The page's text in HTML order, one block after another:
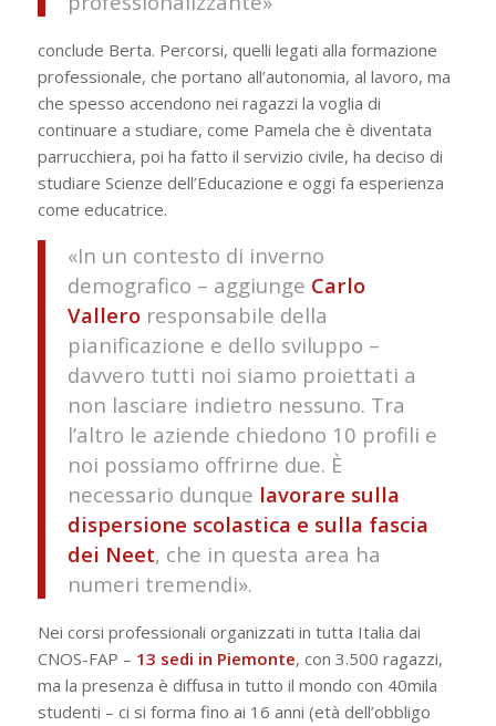
conclude Berta. Percorsi, quelli legati alla formazione
professionale, che portano all’autonomia, al lavoro, ma
che spesso accendono nei ragazzi la voglia di
continuare a studiare, come Pamela che è diventata
parrucchiera, poi ha fatto il servizio civile, ha deciso di
studiare Scienze dell’Educazione e oggi fa esperienza
come educatrice.
«In un contesto di inverno
demografico – aggiunge Carlo
Valleroresponsabile della
pianificazione e dello sviluppo –
davvero tutti noi siamo proiettati a
non lasciare indietro nessuno. Tra
l’altro le aziende chiedono 10 profili e
noi possiamo offrirne due. È
necessario dunque lavorare sulla
dispersione scolastica e sulla fascia
dei Neet, che in questa area ha
numeri tremendi».
Nei corsi professionali organizzati in tutta Italia dai
CNOS-FAP – 13 sedi in Piemonte, con 3.500 ragazzi,
ma la presenza è diffusa in tutto il mondo con 40mila
studenti – ci si forma fino ai 16 anni (età dell’obbligo